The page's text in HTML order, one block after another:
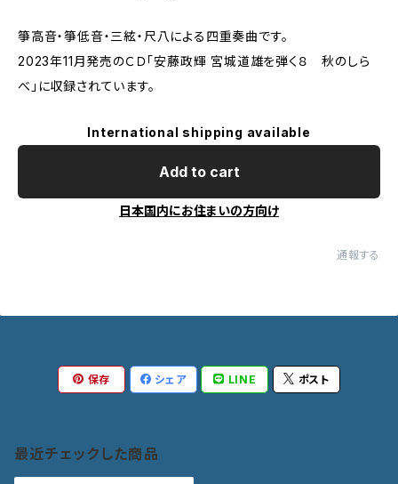
箏高音・箏低音・三絃・尺八による四重奏曲です。
2023年11月発売のＣＤ「安藤政輝 宮城道雄を弾く８ 秋のしら
べ」に収録されています。
International shipping available
Add to cart
日本国内にお住まいの方向け
通報する
保存 シェア LINE ポスト
最近チェックした商品